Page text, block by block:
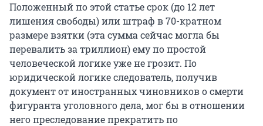
Положенный по этой статье срок (до 12 лет
лишения свободы) или штраф в 70-кратном
размере взятки (эта сумма сейчас могла бы
перевалить за триллион) ему по простой
человеческой логике уже не грозит. По
юридической логике следователь, получив
документ от иностранных чиновников о смерти
фигуранта уголовного дела, мог бы в отношении
него преследование прекратить по